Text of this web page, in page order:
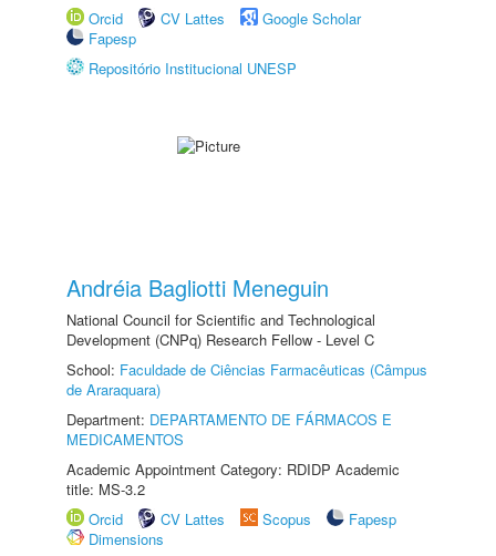
Orcid
CV Lattes
Google Scholar
Fapesp
Repositório Institucional UNESP
Andréia Bagliotti Meneguin
National Council for Scientific and Technological
Development (CNPq) Research Fellow - Level C
School: Faculdade de Ciências Farmacêuticas (Câmpus
de Araraquara)
Department: DEPARTAMENTO DE FÁRMACOS E
MEDICAMENTOS
Academic Appointment Category: RDIDP Academic
title: MS-3.2
Orcid
CV Lattes Scopus
Fapesp
Dimensions